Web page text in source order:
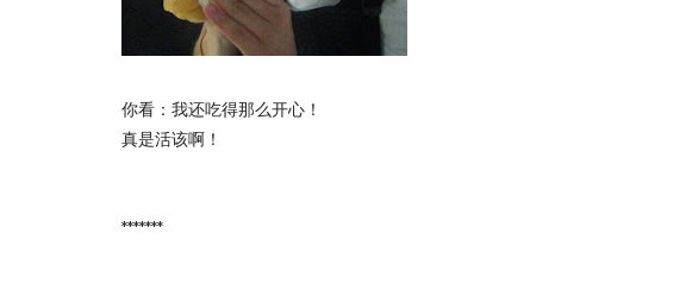
你看：我还吃得那么开心！
真是活该啊！
*******